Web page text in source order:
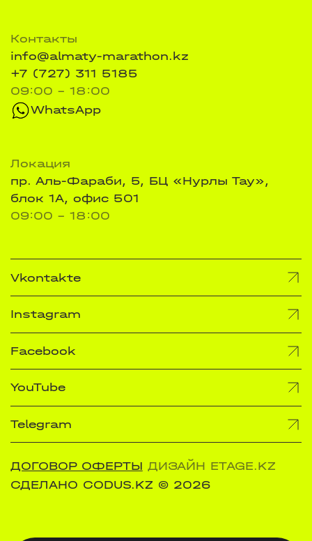
Контакты
info@almaty-marathon.kz
+7 (727) 311 5185
09:00 - 18:00
WhatsApp
Локация
пр. Аль-Фараби, 5, БЦ «Нурлы Тау»,
блок 1А, офис 501
09:00 - 18:00
Vkontakte
Instagram
Facebook
YouTube
Telegram
ДОГОВОР ОФЕРТЫ ДИЗАЙН ETAGE.KZ
СДЕЛАНО CODUS.KZ © 2026